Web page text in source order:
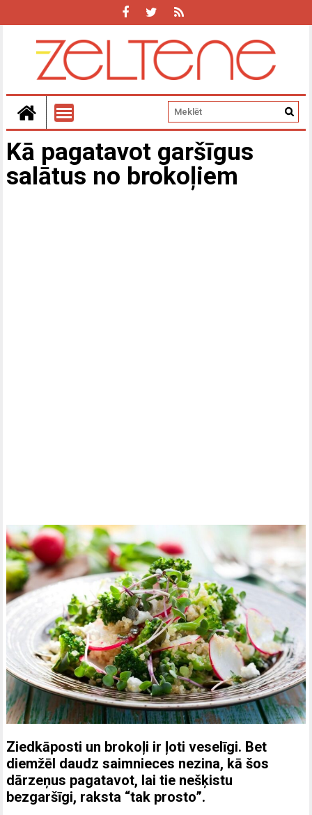
Kā pagatavot garšīgus
salātus no brokoļiem
Ziedkāposti un brokoļi ir ļoti veselīgi. Bet
diemžēl daudz saimnieces nezina, kā šos
dārzeņus pagatavot, lai tie nešķistu
bezgaršīgi, raksta “tak prosto”.